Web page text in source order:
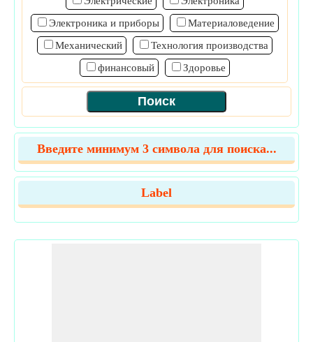
Электроника и приборы
Материаловедение
Механический
Технология производства
финансовый
Здоровье
Введите минимум 3 символа для поиска...
Label